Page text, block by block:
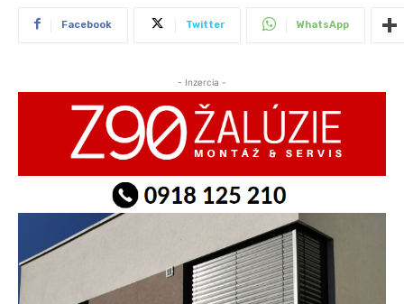
Facebook Twitter WhatsApp
- Inzercia -